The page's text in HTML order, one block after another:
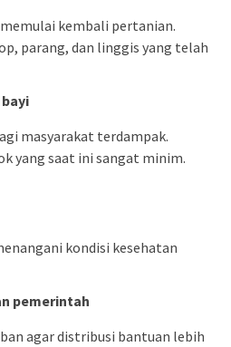
kembali pertanian.
parang, dan linggis yang telah
masyarakat terdampak.
yang saat ini sangat minim.
kondisi kesehatan
pemerintah
agar distribusi bantuan lebih